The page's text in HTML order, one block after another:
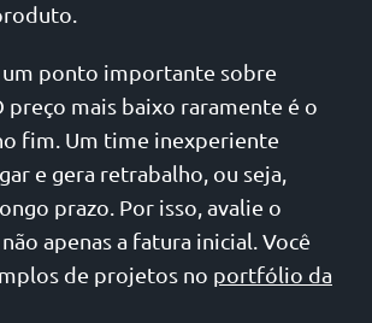
ponto importante sobre
preço mais baixo raramente é o
fim. Um time inexperiente
e gera retrabalho, ou seja,
prazo. Por isso, avalie o
apenas a fatura inicial. Você
de projetos no portfólio da